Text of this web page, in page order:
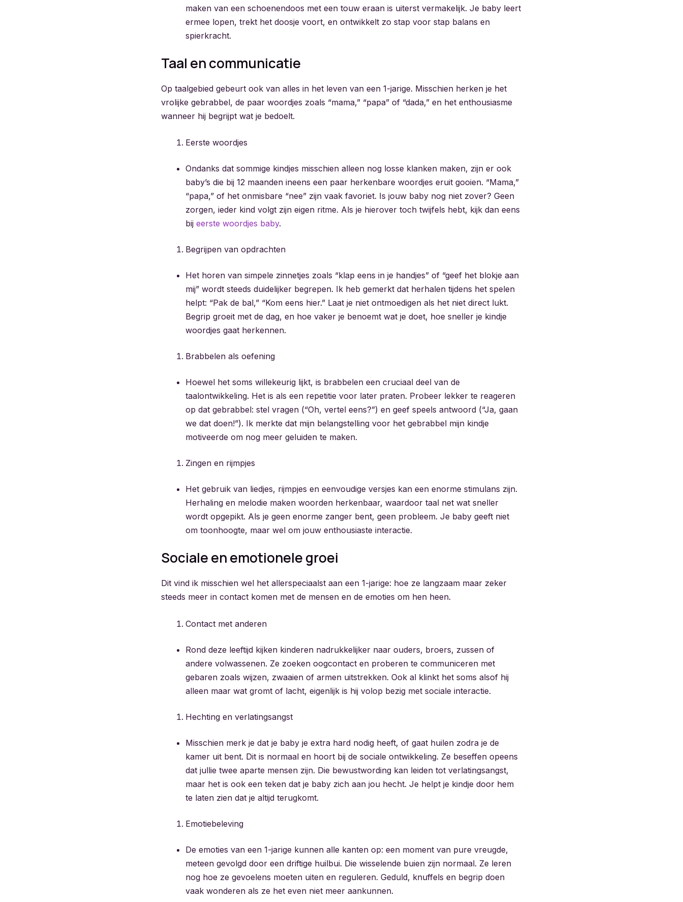
maken van een schoenendoos met een touw eraan is uiterst vermakelijk. Je baby leert
ermee lopen, trekt het doosje voort, en ontwikkelt zo stap voor stap balans en
spierkracht.
Taal en communicatie
Op taalgebied gebeurt ook van alles in het leven van een 1-jarige. Misschien herken je het
vrolijke gebrabbel, de paar woordjes zoals “mama,” “papa” of “dada,” en het enthousiasme
wanneer hij begrijpt wat je bedoelt.
Eerste woordjes
Ondanks dat sommige kindjes misschien alleen nog losse klanken maken, zijn er ook
baby’s die bij 12 maanden ineens een paar herkenbare woordjes eruit gooien. “Mama,”
“papa,” of het onmisbare “nee” zijn vaak favoriet. Is jouw baby nog niet zover? Geen
zorgen, ieder kind volgt zijn eigen ritme. Als je hierover toch twijfels hebt, kijk dan eens
bij eerste woordjes baby.
Begrijpen van opdrachten
Het horen van simpele zinnetjes zoals “klap eens in je handjes” of “geef het blokje aan
mij” wordt steeds duidelijker begrepen. Ik heb gemerkt dat herhalen tijdens het spelen
helpt: “Pak de bal,” “Kom eens hier.” Laat je niet ontmoedigen als het niet direct lukt.
Begrip groeit met de dag, en hoe vaker je benoemt wat je doet, hoe sneller je kindje
woordjes gaat herkennen.
Brabbelen als oefening
Hoewel het soms willekeurig lijkt, is brabbelen een cruciaal deel van de
taalontwikkeling. Het is als een repetitie voor later praten. Probeer lekker te reageren
op dat gebrabbel: stel vragen (“Oh, vertel eens?”) en geef speels antwoord (“Ja, gaan
we dat doen!”). Ik merkte dat mijn belangstelling voor het gebrabbel mijn kindje
motiveerde om nog meer geluiden te maken.
Zingen en rijmpjes
Het gebruik van liedjes, rijmpjes en eenvoudige versjes kan een enorme stimulans zijn.
Herhaling en melodie maken woorden herkenbaar, waardoor taal net wat sneller
wordt opgepikt. Als je geen enorme zanger bent, geen probleem. Je baby geeft niet
om toonhoogte, maar wel om jouw enthousiaste interactie.
Sociale en emotionele groei
Dit vind ik misschien wel het allerspeciaalst aan een 1-jarige: hoe ze langzaam maar zeker
steeds meer in contact komen met de mensen en de emoties om hen heen.
Contact met anderen
Rond deze leeftijd kijken kinderen nadrukkelijker naar ouders, broers, zussen of
andere volwassenen. Ze zoeken oogcontact en proberen te communiceren met
gebaren zoals wijzen, zwaaien of armen uitstrekken. Ook al klinkt het soms alsof hij
alleen maar wat gromt of lacht, eigenlijk is hij volop bezig met sociale interactie.
Hechting en verlatingsangst
Misschien merk je dat je baby je extra hard nodig heeft, of gaat huilen zodra je de
kamer uit bent. Dit is normaal en hoort bij de sociale ontwikkeling. Ze beseffen opeens
dat jullie twee aparte mensen zijn. Die bewustwording kan leiden tot verlatingsangst,
maar het is ook een teken dat je baby zich aan jou hecht. Je helpt je kindje door hem
te laten zien dat je altijd terugkomt.
Emotiebeleving
De emoties van een 1-jarige kunnen alle kanten op: een moment van pure vreugde,
meteen gevolgd door een driftige huilbui. Die wisselende buien zijn normaal. Ze leren
nog hoe ze gevoelens moeten uiten en reguleren. Geduld, knuffels en begrip doen
vaak wonderen als ze het even niet meer aankunnen.